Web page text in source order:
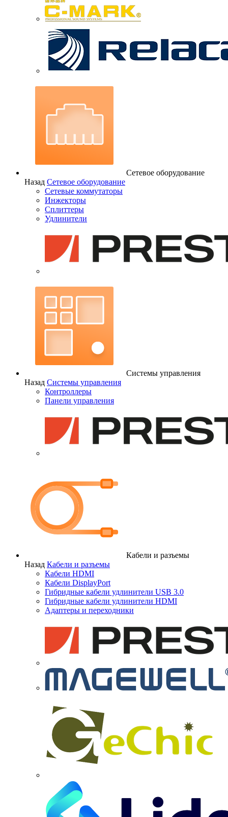
Сетевое оборудование
Назад Сетевое оборудование
Сетевые коммутаторы
Инжекторы
Сплиттеры
Удлинители
Системы управления
Назад Системы управления
Контроллеры
Панели управления
Кабели и разъемы
Назад Кабели и разъемы
Кабели HDMI
Кабели DisplayPort
Гибридные кабели удлинители USB 3.0
Гибридные кабели удлинители HDMI
Адаптеры и переходники